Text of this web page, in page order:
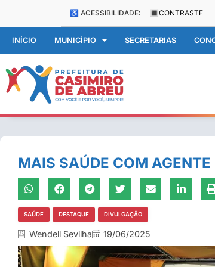
♿ ACESSIBILIDADE: 🔳 CONTRASTE
INÍCIO MUNICÍPIO SECRETARIAS
MAIS SAÚDE COM
SAÚDE DESTAQUE DIVULGAÇÃO
Wendell Sevilha 19/06/2025